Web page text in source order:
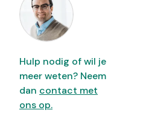
Hulp nodig of wil je
meer weten? Neem
dan contact met
ons op.